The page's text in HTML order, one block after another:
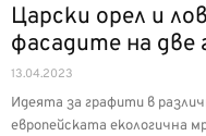
Царски орел и
фасадите на две
13.04.2023
Идеята за графити в
европейската екологична